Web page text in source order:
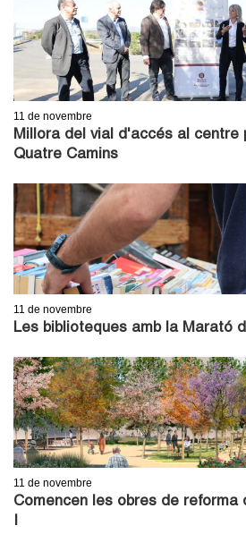
11 de novembre
Millora del vial d'accés al centre
Quatre Camins
11 de novembre
Les biblioteques amb la Marató
11 de novembre
Comencen les obres de reforma
I